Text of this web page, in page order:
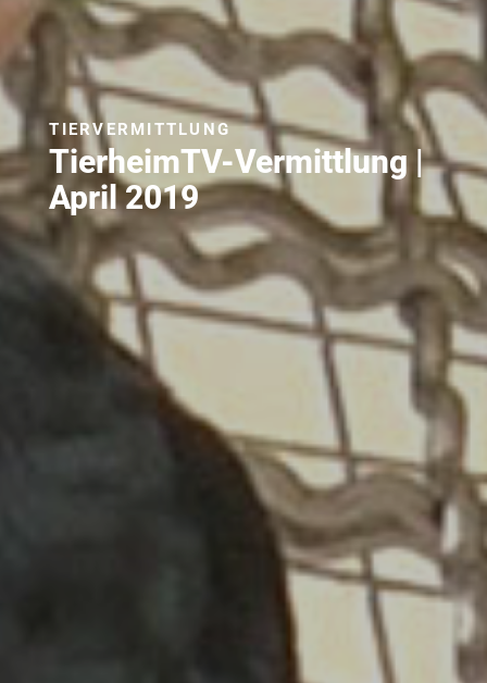
TierheimTV-Vermittlung |
April 2019
TIERVERMITTLUNG